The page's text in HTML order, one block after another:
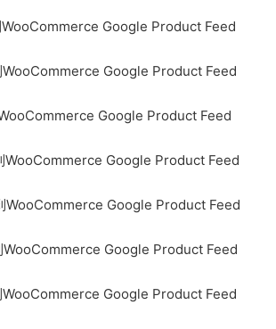
Google Product Feed
WooCommerce Google Product Feed
Google Product Feed
WooCommerce Google Product Feed
WooCommerce Google Product Feed
WooCommerce Google Product Feed
WooCommerce Google Product Feed